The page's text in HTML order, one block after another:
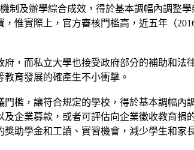
制及辦學綜合成效，得於基本調幅內調整
惟實際上，官方審核門檻高，近五年（
，而私立大學也接受政府部分的補助和
育發展的確產生不小衝擊。
檻，讓符合規定的學校，得於基本調幅
企業募款，或者可評估向企業徵收教育
助學金和工讀、實習機會，減少學生和家